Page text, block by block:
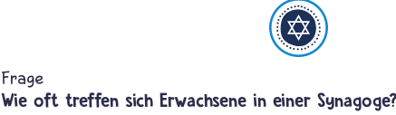
Frage
Wie oft treffen sich Erwachsene in einer Synagoge?